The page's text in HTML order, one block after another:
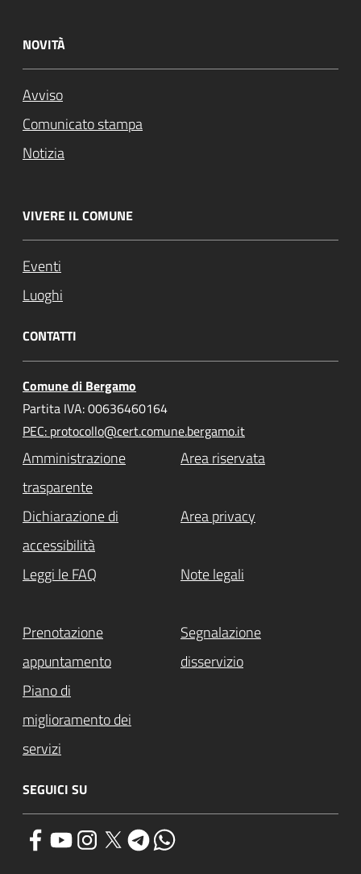
NOVITÀ
Avviso
Comunicato stampa
Notizia
VIVERE IL COMUNE
Eventi
Luoghi
CONTATTI
Comune di Bergamo
Partita IVA: 00636460164
PEC: protocollo@cert.comune.bergamo.it
Amministrazione
trasparente
Area riservata
Dichiarazione di
accessibilità
Area privacy
Leggi le FAQ Note legali
Prenotazione
appuntamento
Segnalazione
disservizio
Piano di
miglioramento dei
servizi
SEGUICI SU